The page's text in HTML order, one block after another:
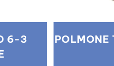
6-3
POLMONE